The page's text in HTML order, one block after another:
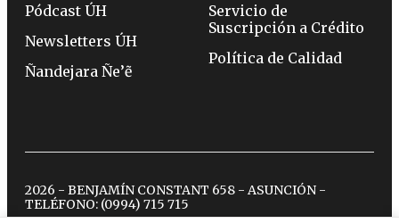
Pódcast ÚH
Newsletters ÚH
Ñandejara Ñe’ẽ
Servicio de
Suscripción a Crédito
Política de Calidad
2026 - BENJAMÍN CONSTANT 658 - ASUNCIÓN -
TELÉFONO: (0994) 715 715